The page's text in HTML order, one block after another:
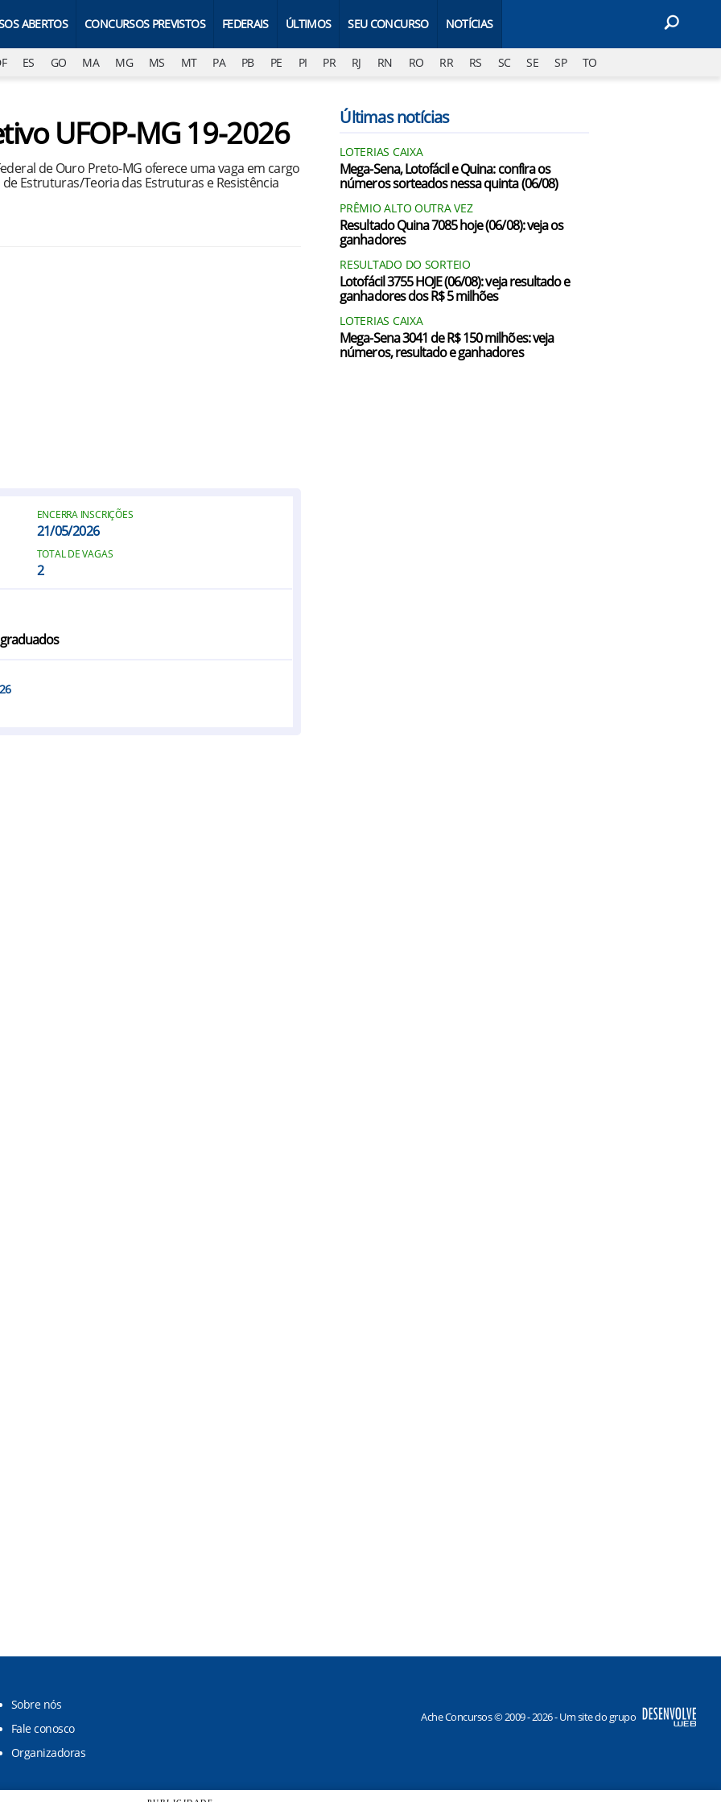
ABERTOS CONCURSOS PREVISTOS FEDERAIS ÚLTIMOS SEU CONCURSO NOTÍCIAS
ES GO MA MG MS MT PA PB PE PI PR RJ RN RO RR RS SC SE SP TO
UFOP-MG 19-2026
de Ouro Preto-MG oferece uma vaga em cargo
Estruturas/Teoria das Estruturas e Resistência
ENCERRA INSCRIÇÕES
21/05/2026
TOTAL DE VAGAS
2
Últimas notícias
LOTERIAS CAIXA
Mega-Sena, Lotofácil e Quina: confira os
números sorteados nessa quinta (06/08)
PRÊMIO ALTO OUTRA VEZ
Resultado Quina 7085 hoje (06/08): veja os
ganhadores
RESULTADO DO SORTEIO
Lotofácil 3755 HOJE (06/08): veja resultado e
ganhadores dos R$ 5 milhões
LOTERIAS CAIXA
Mega-Sena 3041 de R$ 150 milhões: veja
números, resultado e ganhadores
Sobre nós
Fale conosco
Organizadoras
Ache Concursos © 2009 - 2026 - Um site do grupo